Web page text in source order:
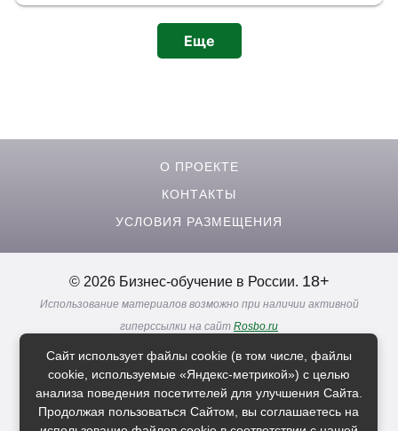
профессии «Оператор котельной», зная на
практике эту профессию, но не имея
документа об образовании, и в результате
получил для себя так необходимую мне
Еще
О ПРОЕКТЕ
КОНТАКТЫ
УСЛОВИЯ РАЗМЕЩЕНИЯ
© 2026 Бизнес-обучение в России. 18+
Использование материалов возможно при наличии активной
гиперссылки на сайт Rosbo.ru
Реклама. Информация о рекламодателях по ссылкам
Политика в отношении обработки персональных данных
Расскажи друзьям о нас
Сайт использует файлы cookie (в том числе, файлы
cookie, используемые «Яндекс-метрикой») с целью
анализа поведения посетителей для улучшения Сайта.
Продолжая пользоваться Сайтом, вы соглашаетесь на